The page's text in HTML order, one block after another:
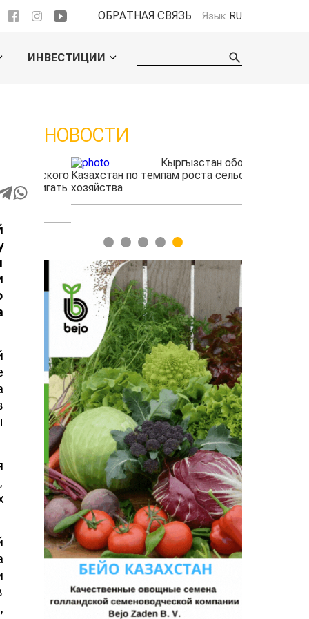
ОБРАТНАЯ СВЯЗЬ Язык RU
ИНВЕСТИЦИИ
НОВОСТИ
Кыргызстан обошел
Казахстан по темпам роста сельского
хозяйства
1 2 3 4 5